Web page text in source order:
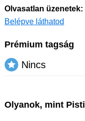
Olvasatlan üzenetek:
Belépve láthatod
Prémium tagság
Nincs
Olyanok, mint Pisti